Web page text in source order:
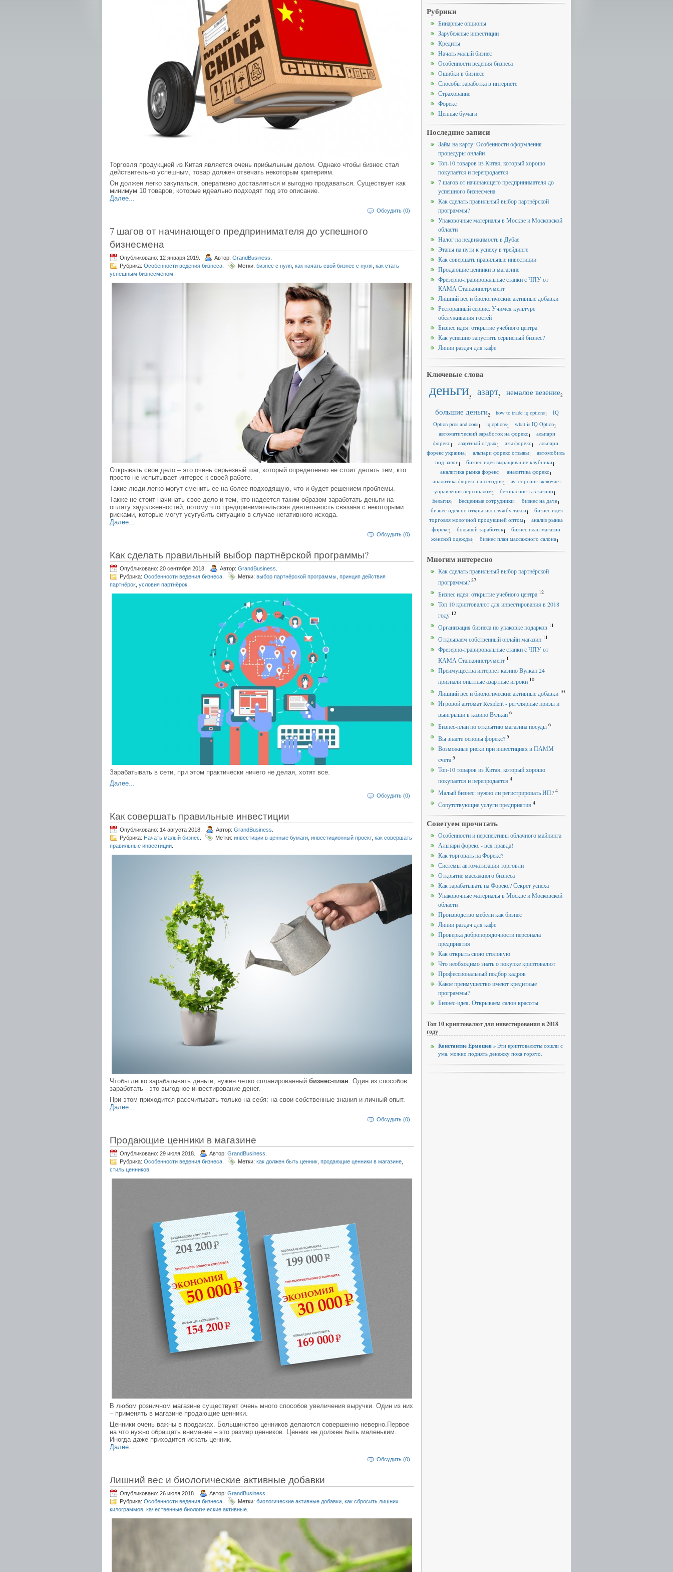
Торговля продукцией из Китая является очень прибыльным делом. Однако чтобы бизнес стал
действительно успешным, товар должен отвечать некоторым критериям.
Он должен легко закупаться, оперативно доставляться и выгодно продаваться. Существует как
минимум 10 товаров, которые идеально подходят под это описание.
Далее...
Обсудить (0)
7 шагов от начинающего предпринимателя до успешного
бизнесмена
Опубликовано: 12 января 2019. Автор: GrandBusiness
Рубрика: Особенности ведения бизнеса Метки: бизнес с нуля как начать свой бизнес с нуля как стать
успешным бизнесменом
Открывать свое дело – это очень серьезный шаг, который определенно не стоит делать тем, кто
просто не испытывает интерес к своей работе.
Такие люди легко могут сменить ее на более подходящую, что и будет решением проблемы.
Также не стоит начинать свое дело и тем, кто надеется таким образом заработать деньги на
оплату задолженностей, потому что предпринимательская деятельность связана с некоторыми
рисками, которые могут усугубить ситуацию в случае негативного исхода.
Далее...
Обсудить (0)
Как сделать правильный выбор партнёрской программы?
Опубликовано: 20 сентября 2018. Автор: GrandBusiness
Рубрика: Особенности ведения бизнеса Метки: выбор партнёрской программы принцип действия
партнёрок условия партнёрок
Зарабатывать в сети, при этом практически ничего не делая, хотят все.
Далее...
Обсудить (0)
Как совершать правильные инвестиции
Опубликовано: 14 августа 2018. Автор: GrandBusiness
Рубрика: Начать малый бизнес Метки: инвестиции в ценные бумаги инвестиционный проект, как совершать
правильные инвестиции
Чтобы легко зарабатывать деньги, нужен четко спланированный бизнес-план. Один из способов
заработать - это выгодное инвестирование денег.
При этом приходится рассчитывать только на себя: на свои собственные знания и личный опыт.
Далее...
Обсудить (0)
Продающие ценники в магазине
Опубликовано: 29 июля 2018. Автор: GrandBusiness
Рубрика: Особенности ведения бизнеса Метки: как должен быть ценник продающие ценники в магазине
стиль ценников
В любом розничном магазине существует очень много способов увеличения выручки. Один из них
– применять в магазине продающие ценники.
Ценники очень важны в продажах. Большинство ценников делаются совершенно неверно.Первое
на что нужно обращать внимание – это размер ценников. Ценник не должен быть маленьким.
Иногда даже приходится искать ценник.
Далее...
Обсудить (0)
Лишний вес и биологические активные добавки
Опубликовано: 26 июля 2018. Автор: GrandBusiness
Рубрика: Особенности ведения бизнеса Метки: биологические активные добавки как сбросить лишних
килограммов качественные биологические активные
Рубрики
Бинарные опционы
Зарубежные инвестиции
Кредиты
Начать малый бизнес
Особенности ведения бизнеса
Ошибки в бизнесе
Способы заработка в интернете
Страхование
Форекс
Ценные бумаги
Последние записи
Займ на карту: Особенности оформления
процедуры онлайн
Топ-10 товаров из Китая, который хорошо
покупается и перепродается
7 шагов от начинающего предпринимателя до
успешного бизнесмена
Как сделать правильный выбор партнёрской
программы?
Упаковочные материалы в Москве и Московской
области
Налог на недвижимость в Дубае
Этапы на пути к успеху в трейдинге
Как совершать правильные инвестиции
Продающие ценники в магазине
Фрезерно-гравировальные станки с ЧПУ от
КАМА Станкоинструмент
Лишний вес и биологические активные добавки
Ресторанный сервис. Учимся культуре
обслуживания гостей
Бизнес идея: открытие учебного центра
Как успешно запустить сервисный бизнес?
Линии раздач для кафе
Ключевые слова
деньги5 азарт3 немалое везение2
большие деньги2 how to trade iq options1
IQ
Option pros and cons1 iq options1 what is IQ Option1
автоматический заработок на форекс1
альпари
форекс1 азартный отдых1 азы форекс1
альпари
форекс украина1 альпари форекс отзывы1
автомобиль
под залог1 бизнес идея выращивание клубники1
аналитика рынка форекс1 аналитика форекс1
аналитика форекс на сегодня1
аутсорсинг включает
управления персоналом1 безопасность в казино1
Бельгия1 Бесценные сотрудники1 бизнес на даче1
бизнес идея по открытию службу такси1
бизнес идея
торговля молочной продукцией оптом1
анализ рынка
форекс1 большой заработок1
бизнес план магазин
женской одежды1 бизнес план массажного салона1
Многим интересно
Как сделать правильный выбор партнёрской
программы? 37
Бизнес идея: открытие учебного центра 12
Топ 10 криптовалют для инвестирования в 2018
году 12
Организация бизнеса по упаковке подарков 11
Открываем собственный онлайн магазин 11
Фрезерно-гравировальные станки с ЧПУ от
КАМА Станкоинструмент 11
Преимущества интернет казино Вулкан 24
признали опытные азартные игроки 10
Лишний вес и биологические активные добавки 10
Игровой автомат Resident - регулярные призы и
выигрыши в казино Вулкан 6
Бизнес-план по открытию магазина посуды 6
Вы знаете основы форекс? 5
Возможные риски при инвестициях в ПАММ
счета 5
Топ-10 товаров из Китая, который хорошо
покупается и перепродается 4
Малый бизнес: нужно ли регистрировать ИП? 4
Сопутствующие услуги предприятия 4
Советуем прочитать
Особенности и перспективы облачного майнинга
Альпари форекс - вся правда!
Как торговать на Форекс?
Системы автоматизации торговли
Открытие массажного бизнеса
Как зарабатывать на Форекс? Секрет успеха
Упаковочные материалы в Москве и Московской
области
Производство мебели как бизнес
Линии раздач для кафе
Проверка добропорядочности персонала
предприятия
Как открыть свою столовую
Что необходимо знать о покупке криптовалют
Профессиональный подбор кадров
Какое преимущество имеют кредитные
программы?
Бизнес-идея. Открываем салон красоты
Топ 10 криптовалют для инвестирования в 2018
году
Константие Ермошев » Эти криптовалюты сошли с
ума, можно поднять денежку пока горячо.